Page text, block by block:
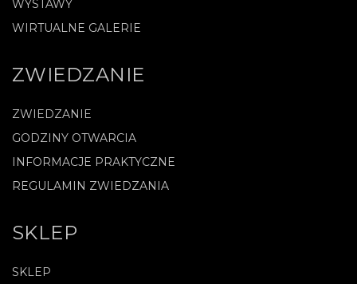
WYSTAWY
WIRTUALNE GALERIE
ZWIEDZANIE
ZWIEDZANIE
GODZINY OTWARCIA
INFORMACJE PRAKTYCZNE
REGULAMIN ZWIEDZANIA
SKLEP
SKLEP